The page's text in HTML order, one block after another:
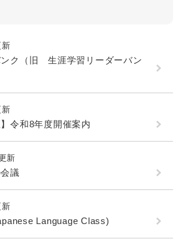
ク（旧 生涯学習リーダーバン
】令和8年度開催案内
新
議
Language Class)